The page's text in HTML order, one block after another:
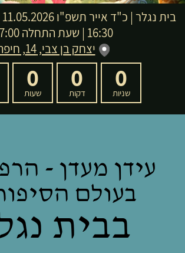
בית נגלר | כ"ד אייר תשפ"ו
16:30 | שעת התחלה 17:00
יצחק בן צבי, 14, חיפה
0
שניות
0
דקות
0
שעות
עידן מעדן -
בעולם
בבית